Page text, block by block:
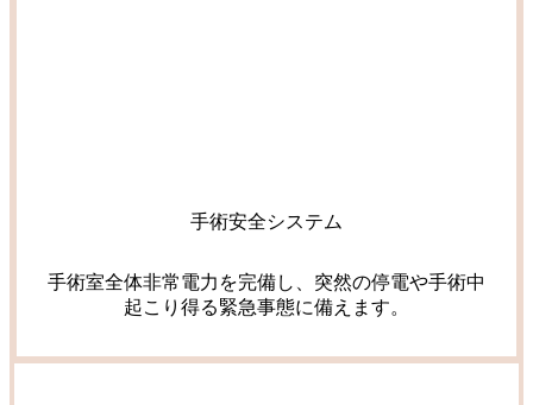
手術安全システム
手術室全体非常電力を完備し、突然の停電や手術中
起こり得る緊急事態に備えます。